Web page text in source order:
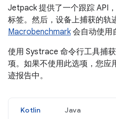
Jetpack 提供了一个跟踪 API
标签。然后，设备上捕获的轨
Macrobenchmark会自动使用
使用 Systrace 命令行工具捕
项。如果不使用此选项，您应
迹报告中。
Kotlin Java